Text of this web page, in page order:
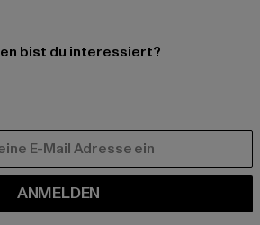
bist du interessiert?
ANMELDEN